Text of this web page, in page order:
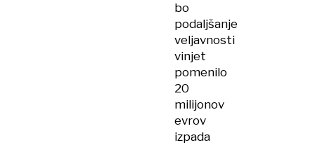
bo
podaljšanje
veljavnosti
vinjet
pomenilo
20
milijonov
evrov
izpada